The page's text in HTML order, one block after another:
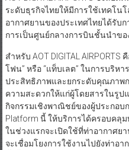
ระดับธุรกิจไทยให้มีการใช้เทคโน
อากาศยานของประเทศไทยได้รับ
การเป็นศูนย์กลางการบินชั้นนำขอ
สำหรับ AOT DIGITAL
โฟน” หรือ “แท็บเลต” ในการบริห
ประสิทธิภาพและยกระดับคุณภาพ
ความสะดวกให้แก่ผู้โดยสารในรูป
กิจกรรมเชิงพาณิชย์ของผู้ประกอบ
Platform นี้ ให้บริการได้ครอบคลุ
ในช่วงแรกจะเปิดใช้ที่ท่าอากาศ
จะเชื่อมโยงการใช้งานไปยังท่าอ